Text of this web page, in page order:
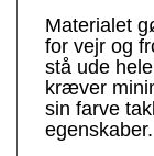
Materialet
for vejr og
stå ude
kræver
sin farve
egenskaber.